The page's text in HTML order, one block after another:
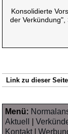
Konsolidierte
der
Link zu dieser Seite
Menü:
Aktuell
|
Kontakt|